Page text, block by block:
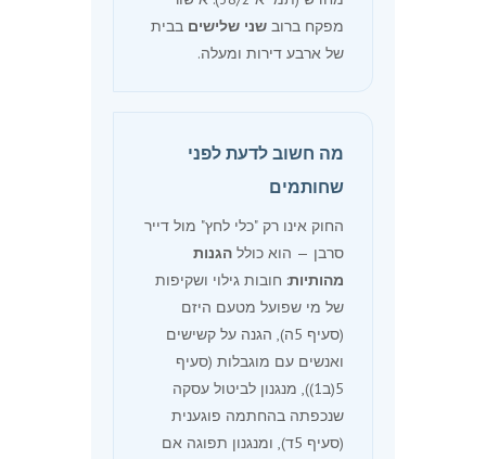
מפקח ברוב שני שלישים בבית
של ארבע דירות ומעלה.
מה חשוב לדעת לפני
שחותמים
החוק אינו רק "כלי לחץ" מול דייר
סרבן — הוא כולל הגנות
מהותיות: חובות גילוי ושקיפות
של מי שפועל מטעם היזם
(סעיף 5ה), הגנה על קשישים
ואנשים עם מוגבלות (סעיף
5(ב1)), מנגנון לביטול עסקה
שנכפתה בהחתמה פוגענית
(סעיף 5ד), ומנגנון תפוגה אם